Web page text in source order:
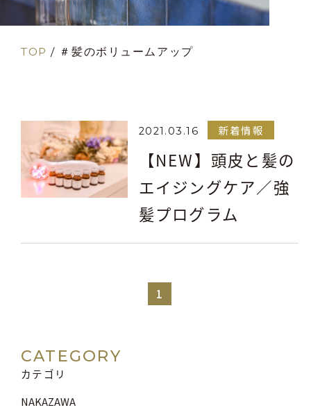
TOP / ＃髪のボリュームアップ
2021.03.16 新着情報
【NEW】頭皮と髪の
エイジングケア／強
髪プログラム
1
CATEGORY
カテゴリ
NAKAZAWA